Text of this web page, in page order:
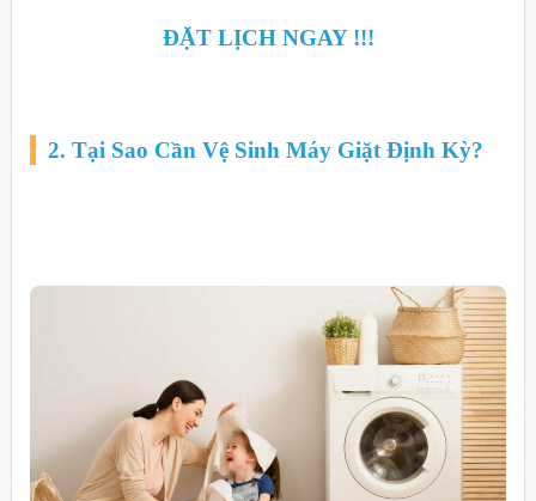
ĐẶT LỊCH NGAY !!!
2. Tại Sao Cần Vệ Sinh Máy Giặt Định Kỳ?